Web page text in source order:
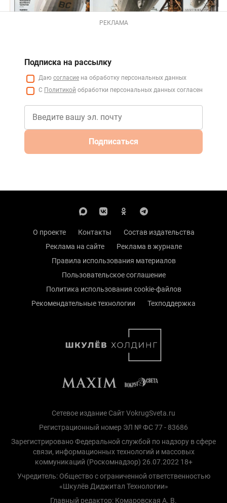
РЕКЛАМА
Подписка на рассылку
Даю согласие на обработку персональных данных
С Политикой обработки персональных данных согласен
Подписаться
О проекте Контакты
Состав издательства
Реклама на сайте
Реклама в журнале
Правила использования материалов
Пользовательское соглашение
Политика использования cookie-файлов
Рекомендательные технологии
Техподдержка
Сетевое издание Сайт VokrugSveta.ru
Регистрационный номер ЭЛ № ФС 77 - 83686
Зарегистрировано Федеральной службой по надзору в сфере
связи, информационных технологий и массовых
коммуникаций (Роскомнадзор) 26.07.2022 18+
Учредитель: Общество с ограниченной ответственностью
«Шкулёв Диджитал Технологии»
Главный редактор: Комаровская А. В.